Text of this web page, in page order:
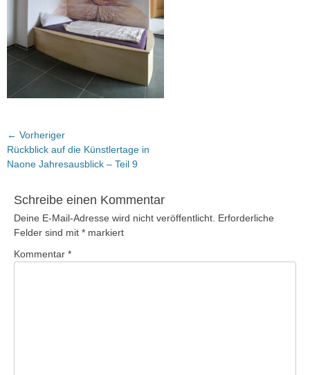
Beitragsnavigation
← Vorheriger
Vorheriger
Beitrag:
Rückblick auf die Künstlertage in
Naone Jahresausblick – Teil 9
Schreibe einen Kommentar
Deine E-Mail-Adresse wird nicht veröffentlicht. Erforderliche
Felder sind mit * markiert
Kommentar *